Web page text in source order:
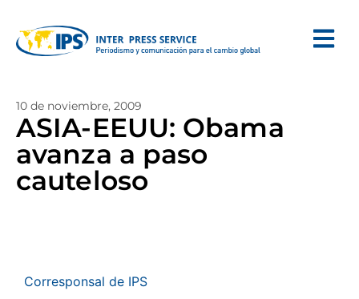
10 de noviembre, 2009
ASIA-EEUU: Obama
avanza a paso
cauteloso
Corresponsal de IPS